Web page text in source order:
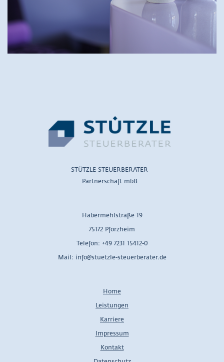
STÜTZLE STEUERBERATER
Partnerschaft mbB
Habermehlstraße 19
75172 Pforzheim
Telefon: +49 7231 15412-0
Mail: info@stuetzle-steuerberater.de
Home
Leistungen
Karriere
Impressum
Kontakt